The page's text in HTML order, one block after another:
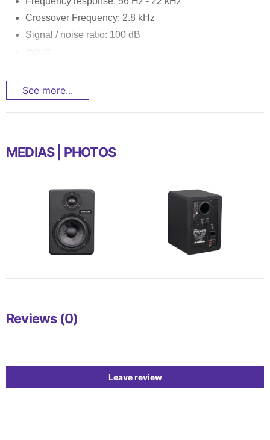
Crossover Frequency: 2.8 kHz
Signal / noise ratio: 100 dB
See more...
MEDIAS | PHOTOS
Reviews (0)
Leave review